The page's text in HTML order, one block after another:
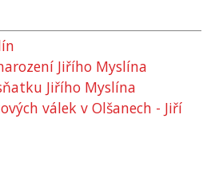
Jiřího Myslína
Jiřího Myslína
válek v Olšanech - Jiří